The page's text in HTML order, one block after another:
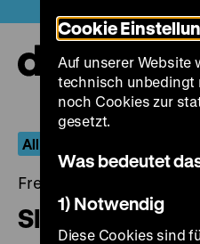
zum
Seiteninhalt
springen
All I Desire – Die Filme von
Freitag, 09. September
Slightly French
Cookie
Auf unserer Website
technisch unbedingt
noch Cookies zur
gesetzt.
Was bedeutet
1) Notwendig
Diese Cookies sind